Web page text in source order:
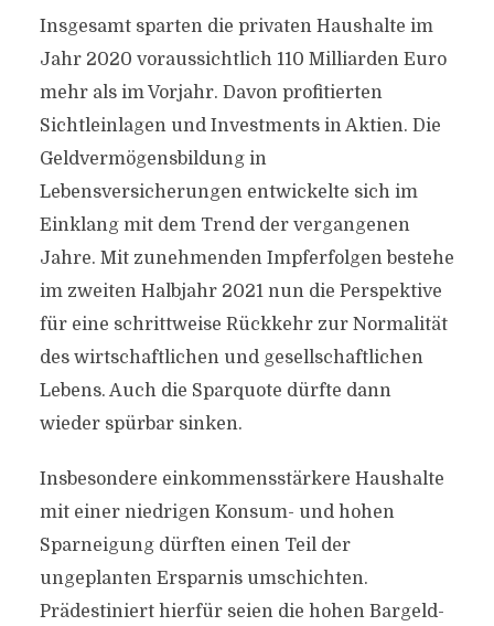
Insgesamt sparten die privaten Haushalte im
Jahr 2020 voraussichtlich 110 Milliarden Euro
mehr als im Vorjahr. Davon profitierten
Sichtleinlagen und Investments in Aktien. Die
Geldvermögensbildung in
Lebensversicherungen entwickelte sich im
Einklang mit dem Trend der vergangenen
Jahre. Mit zunehmenden Impferfolgen bestehe
im zweiten Halbjahr 2021 nun die Perspektive
für eine schrittweise Rückkehr zur Normalität
des wirtschaftlichen und gesellschaftlichen
Lebens. Auch die Sparquote dürfte dann
wieder spürbar sinken.
Insbesondere einkommensstärkere Haushalte
mit einer niedrigen Konsum- und hohen
Sparneigung dürften einen Teil der
ungeplanten Ersparnis umschichten.
Prädestiniert hierfür seien die hohen Bargeld-